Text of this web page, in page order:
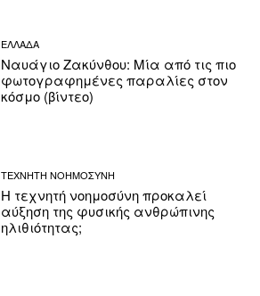
ΕΛΛΑΔΑ
Ναυάγιο Ζακύνθου: Μία από τις πιο
φωτογραφημένες παραλίες στον
κόσμο (βίντεο)
ΤΕΧΝΗΤΗ ΝΟΗΜΟΣΥΝΗ
Η τεχνητή νοημοσύνη προκαλεί
αύξηση της φυσικής ανθρώπινης
ηλιθιότητας;